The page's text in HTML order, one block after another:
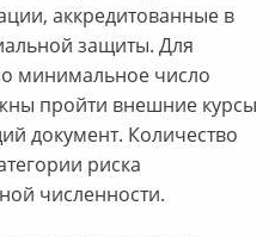
аккредитованные в
защиты. Для
минимальное число
пройти внешние курсы
документ. Количество
риска
численности.